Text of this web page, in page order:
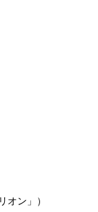
オン」）